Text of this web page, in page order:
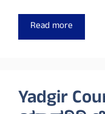
Read more
Yadgir